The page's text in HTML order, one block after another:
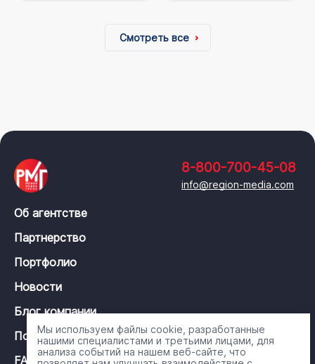
Смотреть все
8-800-700-45-08
info@region-media.com
Об агентстве
Партнерство
Портфолио
Новости
Блог компании
Политика конфиденциальности
FAQ
Мы используем файлы cookie, разработанные
нашими специалистами и третьими лицами, для
анализа событий на нашем веб-сайте, что